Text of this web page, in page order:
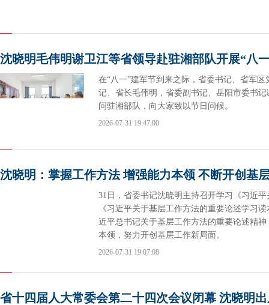
沈晓明毛伟明谢卫江等省领导赴驻湘部队开展“八
在“八一”建军节到来之际，省委书记、省军
记、省长毛伟明，省委副书记、岳阳市委书
问驻湘部队，向大家致以节日问候。
2026-07-31 19:47:00
沈晓明：掌握工作方法 增强能力本领 不断开创基
31日，省委书记沈晓明主持召开学习《习近
《习近平关于基层工作方法的重要论述学习
近平总书记关于基层工作方法的重要论述精
本领，努力开创基层工作新局面。
2026-07-31 19:07:08
省十四届人大常委会第二十四次会议闭幕 沈晓明